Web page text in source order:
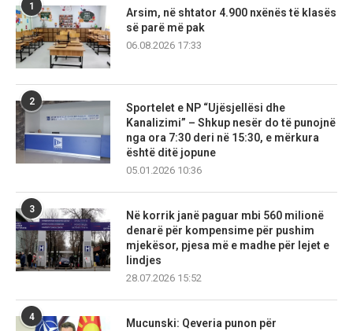
1
Arsim, në shtator 4.900 nxënës të klasës
së parë më pak
06.08.2026 17:33
2
Sportelet e NP “Ujësjellësi dhe
Kanalizimi” – Shkup nesër do të punojnë
nga ora 7:30 deri në 15:30, e mërkura
është ditë jopune
05.01.2026 10:36
3
Në korrik janë paguar mbi 560 milionë
denarë për kompensime për pushim
mjekësor, pjesa më e madhe për lejet e
lindjes
28.07.2026 15:52
4
Mucunski: Qeveria punon për